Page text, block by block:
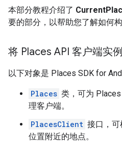
本部分教程介绍了
要的部分，以帮助您了解如何
将 Places API 客户端实
以下对象是 Places SDK for
Places 类，可为
理客户端。
PlacesClient 接口，
位置附近的地点。